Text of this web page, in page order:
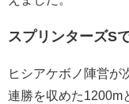
スプリンターズS
ヒシアケボノ陣営が
連勝を収めた1200m